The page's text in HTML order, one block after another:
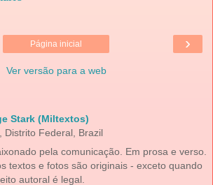
›
Página inicial
Ver versão para a web
Stark (Miltextos)
Distrito Federal, Brazil
pela comunicação. Em prosa e verso.
textos e fotos são originais - exceto quando
autoral é legal.